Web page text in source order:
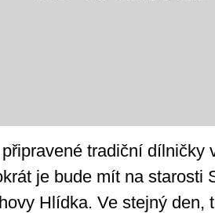
tradiční dílničky
je bude mít na starosti
Hlídka. Ve stejný den,